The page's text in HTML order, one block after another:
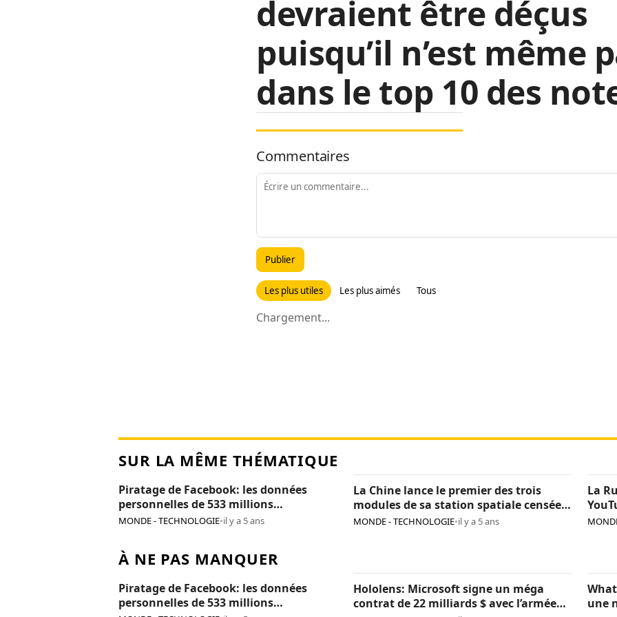
devraient être déçus
puisqu’il n’est même
dans le top 10 des
Commentaires
Publier
Les plus utiles Les plus aimés Tous
Chargement...
SUR LA MÊME THÉMATIQUE
Piratage de Facebook: les données
personnelles de 533 millions
d’utilisateurs publiées en ligne
MONDE - TECHNOLOGIE•il y a 5 ans
La Chine lance le premier des trois
modules de sa station spatiale censée
« concurrencer » l’ISS
MONDE - TECHNOLOGIE•il y a 5 ans
La
À NE PAS MANQUER
Piratage de Facebook: les données
personnelles de 533 millions
Hololens: Microsoft signe un méga
contrat de 22 milliards $ avec l’armée
une